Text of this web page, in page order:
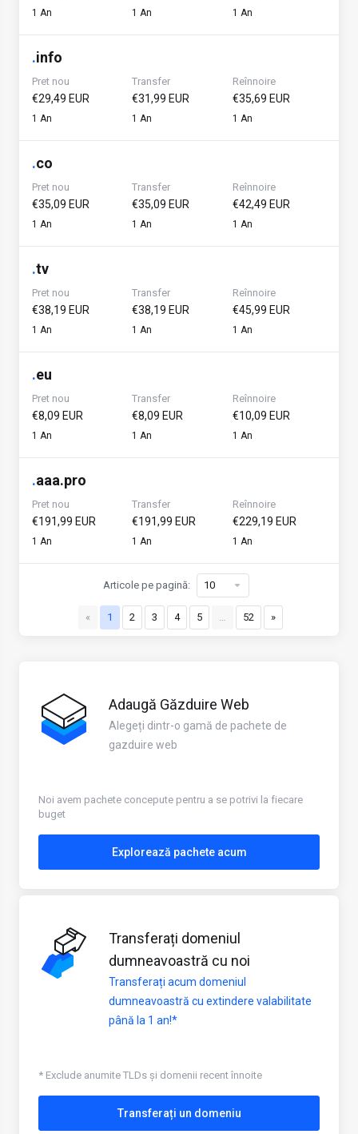
1 An 1 An 1 An
.info
Pret nou
€29,49 EUR
1 An
Transfer
€31,99 EUR
1 An
Reînnoire
€35,69 EUR
1 An
.co
Pret nou
€35,09 EUR
1 An
Transfer
€35,09 EUR
1 An
Reînnoire
€42,49 EUR
1 An
.tv
Pret nou
€38,19 EUR
1 An
Transfer
€38,19 EUR
1 An
Reînnoire
€45,99 EUR
1 An
.eu
Pret nou
€8,09 EUR
1 An
Transfer
€8,09 EUR
1 An
Reînnoire
€10,09 EUR
1 An
.aaa.pro
Pret nou
€191,99 EUR
1 An
Transfer
€191,99 EUR
1 An
Reînnoire
€229,19 EUR
1 An
« 1 2 3 4 5 … 52 »
Articole pe pagină:
Adaugă Găzduire Web
Alegeți dintr-o gamă de pachete de
gazduire web
Noi avem pachete concepute pentru a se potrivi la fiecare
buget
Explorează pachete acum
Transferați domeniul
dumneavoastră cu noi
Transferați acum domeniul
dumneavoastră cu extindere valabilitate
până la 1 an!*
* Exclude anumite TLDs și domenii recent înnoite
Transferați un domeniu